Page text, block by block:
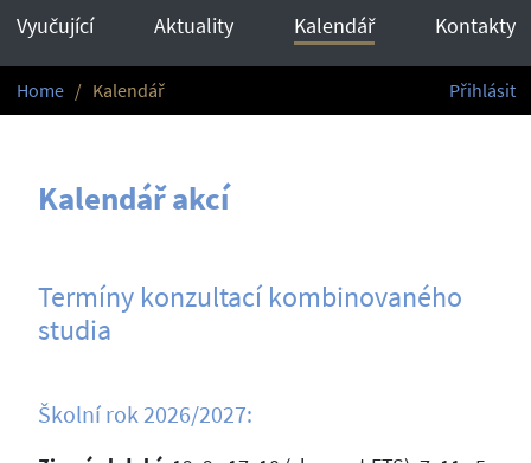
Vyučující
Aktuality Kalendář Kontakty
Home Kalendář Přihlásit
Kalendář akcí
Termíny konzultací kombinovaného
studia
Školní rok 2026/2027: